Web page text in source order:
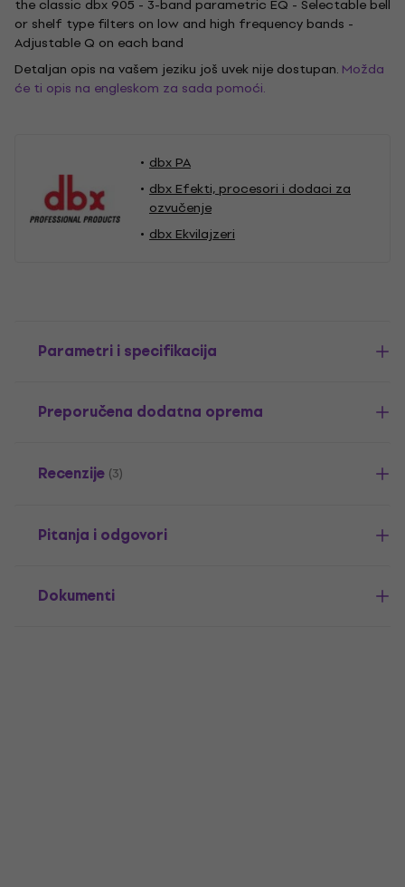
the classic dbx 905 - 3-band parametric EQ - Selectable bell
or shelf type filters on low and high frequency bands -
Adjustable Q on each band
Detaljan opis na vašem jeziku još uvek nije dostupan. Možda
će ti opis na engleskom za sada pomoći.
dbx PA
dbx Efekti, procesori i dodaci za
ozvučenje
dbx Ekvilajzeri
Parametri i specifikacija
Preporučena dodatna oprema
Recenzije (3)
Pitanja i odgovori
Dokumenti